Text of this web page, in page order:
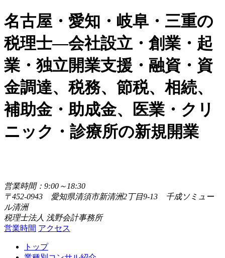
名古屋・愛知・岐阜・三重の
税理士―会社設立・創業・起
業・独立開業支援・融資・資
金調達、税務、節税、相続、
補助金・助成金、医業・クリ
ニック・診療所の新規開業
営業時間：9:00～18:30
〒452-0943 愛知県清須市新清洲2丁目9-13 千成ソミュー
ル清洲
税理士法人 浅野会計事務所
営業時間 アクセス
トップ